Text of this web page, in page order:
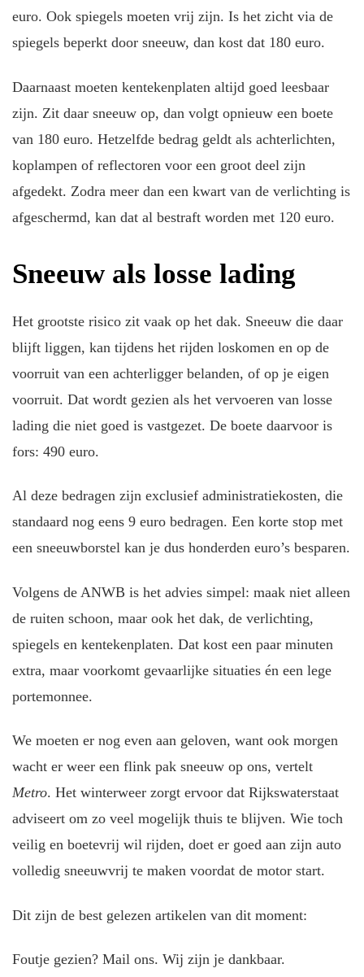
euro. Ook spiegels moeten vrij zijn. Is het zicht via de
spiegels beperkt door sneeuw, dan kost dat 180 euro.
Daarnaast moeten kentekenplaten altijd goed leesbaar
zijn. Zit daar sneeuw op, dan volgt opnieuw een boete
van 180 euro. Hetzelfde bedrag geldt als achterlichten,
koplampen of reflectoren voor een groot deel zijn
afgedekt. Zodra meer dan een kwart van de verlichting is
afgeschermd, kan dat al bestraft worden met 120 euro.
Sneeuw als losse lading
Het grootste risico zit vaak op het dak. Sneeuw die daar
blijft liggen, kan tijdens het rijden loskomen en op de
voorruit van een achterligger belanden, of op je eigen
voorruit. Dat wordt gezien als het vervoeren van losse
lading die niet goed is vastgezet. De boete daarvoor is
fors: 490 euro.
Al deze bedragen zijn exclusief administratiekosten, die
standaard nog eens 9 euro bedragen. Een korte stop met
een sneeuwborstel kan je dus honderden euro’s besparen.
Volgens de ANWB is het advies simpel: maak niet alleen
de ruiten schoon, maar ook het dak, de verlichting,
spiegels en kentekenplaten. Dat kost een paar minuten
extra, maar voorkomt gevaarlijke situaties én een lege
portemonnee.
We moeten er nog even aan geloven, want ook morgen
wacht er weer een flink pak sneeuw op ons, vertelt
Metro. Het winterweer zorgt ervoor dat Rijkswaterstaat
adviseert om zo veel mogelijk thuis te blijven. Wie toch
veilig en boetevrij wil rijden, doet er goed aan zijn auto
volledig sneeuwvrij te maken voordat de motor start.
Dit zijn de best gelezen artikelen van dit moment:
Foutje gezien? Mail ons. Wij zijn je dankbaar.